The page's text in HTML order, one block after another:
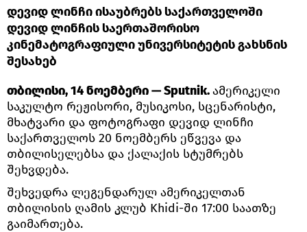
დევიდ ლინჩი ისაუბრებს საქართველოში
დევიდ ლინჩის საერთაშორისო
კინემატოგრაფიული უნივერსიტეტის გახსნის
შესახებ
თბილისი, 14 ნოემბერი — Sputnik.ამერიკელი
საკულტო რეჟისორი, მუსიკოსი, სცენარისტი,
მხატვარი და ფოტოგრაფი დევიდ ლინჩი
საქართველოს 20 ნოემბერს ეწვევა და
თბილისელებსა და ქალაქის სტუმრებს
შეხვდება.
შეხვედრა ლეგენდარულ ამერიკელთან
თბილისის ღამის კლუბ Khidi-ში 17:00 საათზე
გაიმართება.